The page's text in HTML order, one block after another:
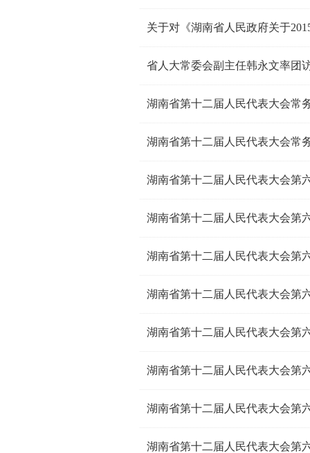
省人大常委会副主任韩永文率团
湖南省第十二届人民代表大会常
湖南省第十二届人民代表大会常
湖南省第十二届人民代表大会第
湖南省第十二届人民代表大会第
湖南省第十二届人民代表大会第
湖南省第十二届人民代表大会第
湖南省第十二届人民代表大会第
湖南省第十二届人民代表大会第
湖南省第十二届人民代表大会第
湖南省第十二届人民代表大会第